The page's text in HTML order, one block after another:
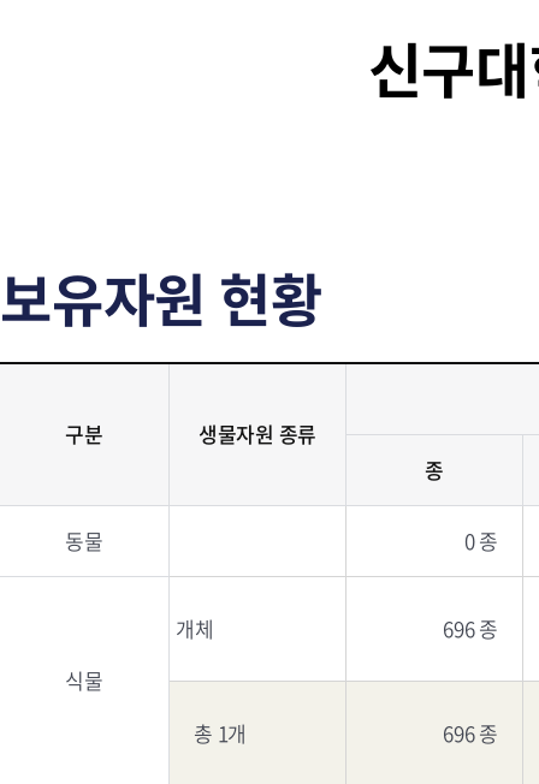
신구
보유자원 현황
구분
생물자원 종류
종
동물 0 종
식물
개체 696 종
총 1개 696 종